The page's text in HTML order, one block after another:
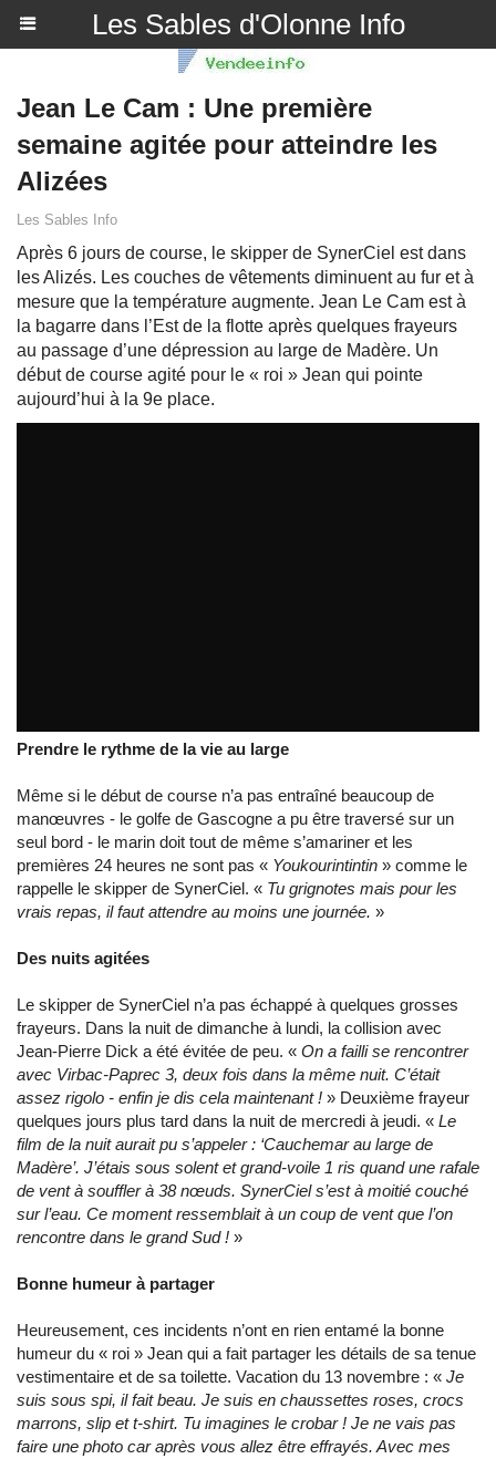
Les Sables d'Olonne Info
Jean Le Cam : Une première
semaine agitée pour atteindre les
Alizées
Les Sables Info
Après 6 jours de course, le skipper de SynerCiel est dans
les Alizés. Les couches de vêtements diminuent au fur et à
mesure que la température augmente. Jean Le Cam est à
la bagarre dans l’Est de la flotte après quelques frayeurs
au passage d’une dépression au large de Madère. Un
début de course agité pour le « roi » Jean qui pointe
aujourd’hui à la 9e place.
Prendre le rythme de la vie au large
Même si le début de course n’a pas entraîné beaucoup de
manœuvres - le golfe de Gascogne a pu être traversé sur un
seul bord - le marin doit tout de même s’amariner et les
premières 24 heures ne sont pas « Youkourintintin » comme le
rappelle le skipper de SynerCiel. « Tu grignotes mais pour les
vrais repas, il faut attendre au moins une journée. »
Des nuits agitées
Le skipper de SynerCiel n’a pas échappé à quelques grosses
frayeurs. Dans la nuit de dimanche à lundi, la collision avec
Jean-Pierre Dick a été évitée de peu. « On a failli se rencontrer
avec Virbac-Paprec 3, deux fois dans la même nuit. C’était
assez rigolo - enfin je dis cela maintenant ! » Deuxième frayeur
quelques jours plus tard dans la nuit de mercredi à jeudi. « Le
film de la nuit aurait pu s’appeler : ‘Cauchemar au large de
Madère’. J’étais sous solent et grand-voile 1 ris quand une rafale
de vent à souffler à 38 nœuds. SynerCiel s’est à moitié couché
sur l’eau. Ce moment ressemblait à un coup de vent que l’on
rencontre dans le grand Sud ! »
Bonne humeur à partager
Heureusement, ces incidents n’ont en rien entamé la bonne
humeur du « roi » Jean qui a fait partager les détails de sa tenue
vestimentaire et de sa toilette. Vacation du 13 novembre : « Je
suis sous spi, il fait beau. Je suis en chaussettes roses, crocs
marrons, slip et t-shirt. Tu imagines le crobar ! Je ne vais pas
faire une photo car après vous allez être effrayés. Avec mes